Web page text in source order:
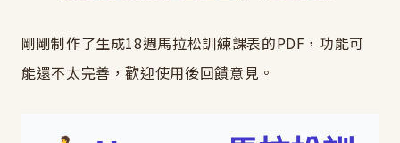
剛剛制作了生成18週馬拉松訓練課表的PDF，功能可
能還不太完善，歡迎使用後回饋意見。